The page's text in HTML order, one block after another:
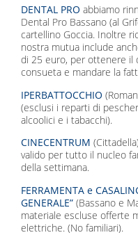
DENTAL PRO abbiamo
Dental Pro Bassano (al
cartellino Goccia. Inoltre
nostra mutua include
di 25 euro, per ottenere il
consueta e mandare la
IPERBATTOCCHIO
(esclusi i reparti di
alcoolici e i tabacchi).
CINECENTRUM
valido per tutto il nucleo
della settimana.
FERRAMENTA e
GENERALE”(Bassano e
materiale escluse offerte
elettriche. (No familiari).